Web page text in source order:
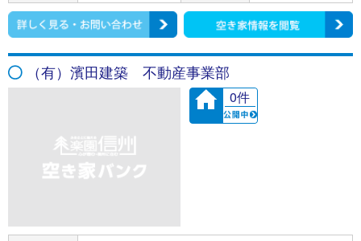
（有）濱田建築 不動産事業部
0件